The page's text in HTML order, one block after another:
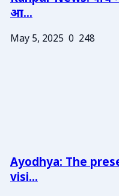
आ...
May 5, 2025 0 248
Ayodhya: The
visi...